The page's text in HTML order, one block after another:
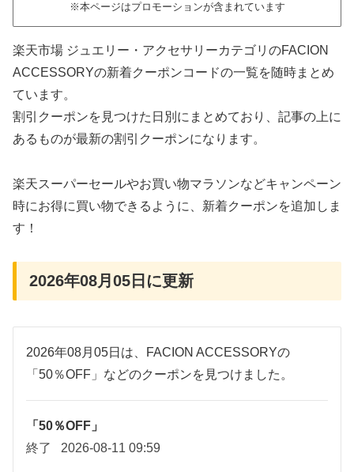
※本ページはプロモーションが含まれています
楽天市場 ジュエリー・アクセサリーカテゴリのFACION
ACCESSORYの新着クーポンコードの一覧を随時まとめ
ています。
割引クーポンを見つけた日別にまとめており、記事の上に
あるものが最新の割引クーポンになります。
楽天スーパーセールやお買い物マラソンなどキャンペーン
時にお得に買い物できるように、新着クーポンを追加しま
す！
2026年08月05日に更新
2026年08月05日は、FACION ACCESSORYの
「50％OFF」などのクーポンを見つけました。
「50％OFF」
終了
2026-08-11 09:59